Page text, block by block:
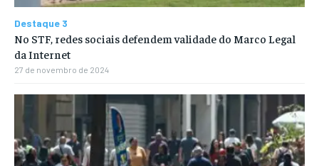
Destaque 3
No STF, redes sociais defendem validade do Marco Legal
da Internet
27 de novembro de 2024